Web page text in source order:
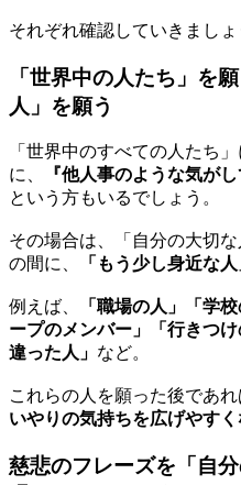
それぞれ確認していきましょ
「世界中の人たち」を
人」を願う
「世界中のすべての人たち
に、
『他人事のような気が
という方もいるでしょう。
その場合は、「自分の大切
の間に、
「もう少し身近な
例えば、
「職場の人」「学
ープのメンバー」「行きつ
違った人」 など。
これらの人を願った後であれ
いやりの気持ちを広げやすく
慈悲のフレーズを「自